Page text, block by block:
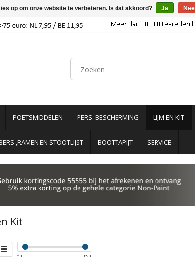
POETSMIDDELEN PERS. BESCHERMING LIJM EN KIT
,RAMEN EN STOOTLIJST BOOTTAPIJT SERVICE
Kit
€0 €90
op om onze website te verbeteren. Is dat akkoord? Ja Nee